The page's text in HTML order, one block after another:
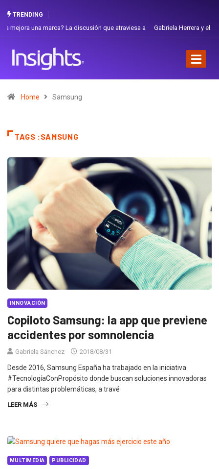
TRENDING
Gabriela Herrera y el arte de cambiarse el sombrero en Corporación
Home Samsung
TAGS :SAMSUNG
INNOVACIÓN
Copiloto Samsung: la app que previene
accidentes por somnolencia
Gabriela Sánchez 2018/08/31
Desde 2016, Samsung España ha trabajado en la iniciativa
#TecnologíaConPropósito donde buscan soluciones innovadoras
para distintas problemáticas, a travé
LEER MÁS
MULTIMEDIA PUBLICIDAD